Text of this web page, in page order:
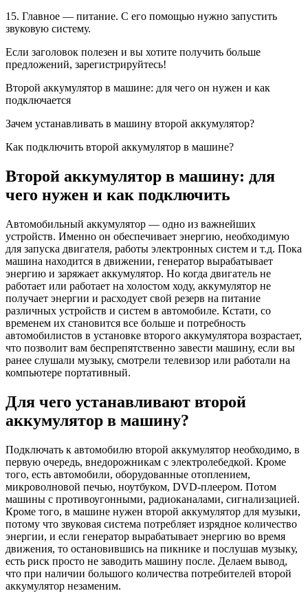
15. Главное — питание. С его помощью нужно запустить
звуковую систему.
Если заголовок полезен и вы хотите получить больше
предложений, зарегистрируйтесь!
Второй аккумулятор в машине: для чего он нужен и как
подключается
Зачем устанавливать в машину второй аккумулятор?
Как подключить второй аккумулятор в машине?
Второй аккумулятор в машину: для
чего нужен и как подключить
Автомобильный аккумулятор — одно из важнейших
устройств. Именно он обеспечивает энергию, необходимую
для запуска двигателя, работы электронных систем и т.д. Пока
машина находится в движении, генератор вырабатывает
энергию и заряжает аккумулятор. Но когда двигатель не
работает или работает на холостом ходу, аккумулятор не
получает энергии и расходует свой резерв на питание
различных устройств и систем в автомобиле. Кстати, со
временем их становится все больше и потребность
автомобилистов в установке второго аккумулятора возрастает,
что позволит вам беспрепятственно завести машину, если вы
ранее слушали музыку, смотрели телевизор или работали на
компьютере портативный.
Для чего устанавливают второй
аккумулятор в машину?
Подключать к автомобилю второй аккумулятор необходимо, в
первую очередь, внедорожникам с электролебедкой. Кроме
того, есть автомобили, оборудованные отоплением,
микроволновой печью, ноутбуком, DVD-плеером. Потом
машины с противоугонными, радиоканалами, сигнализацией.
Кроме того, в машине нужен второй аккумулятор для музыки,
потому что звуковая система потребляет изрядное количество
энергии, и если генератор вырабатывает энергию во время
движения, то остановившись на пикнике и послушав музыку,
есть риск просто не заводить машину после. Делаем вывод,
что при наличии большого количества потребителей второй
аккумулятор незаменим.